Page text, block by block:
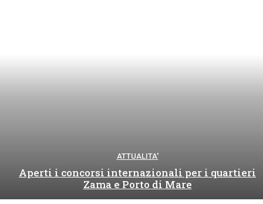
ATTUALITA'
Aperti i concorsi internazionali per i quartieri
Zama e Porto di Mare